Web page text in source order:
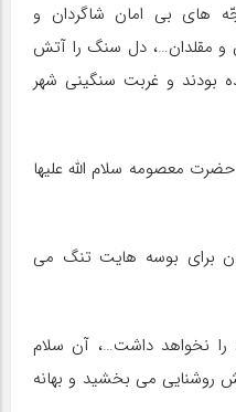
های بی امان شاگردان و
و مقلدان…، دل سنگ را آتش
بودند و غربت سنگینی شهر
معصومه سلام الله علیها
برای بوسه هایت تنگ می
را نخواهد داشت…، آن سلام
روشنایی می بخشید و بهانه